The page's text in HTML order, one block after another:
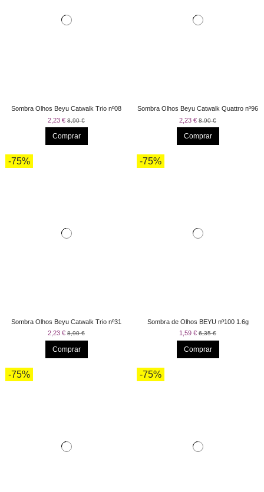
Sombra Olhos Beyu Catwalk Trio nº08
2,23 € 8,90 €
Comprar
Sombra Olhos Beyu Catwalk Quattro nº96
2,23 € 8,90 €
Comprar
-75%
Sombra Olhos Beyu Catwalk Trio nº31
2,23 € 8,90 €
Comprar
-75%
Sombra de Olhos BEYU nº100 1.6g
1,59 € 6,35 €
Comprar
-75% -75%